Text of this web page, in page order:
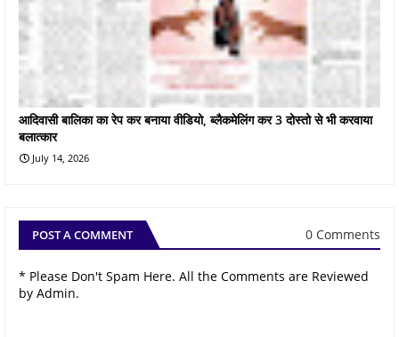
आदिवासी बालिका का रेप कर बनाया वीडियो, ब्लैकमेलिंग कर 3 दोस्तो से भी करवाया
बलात्कार
July 14, 2026
POST A COMMENT 0 Comments
* Please Don't Spam Here. All the Comments are Reviewed
by Admin.